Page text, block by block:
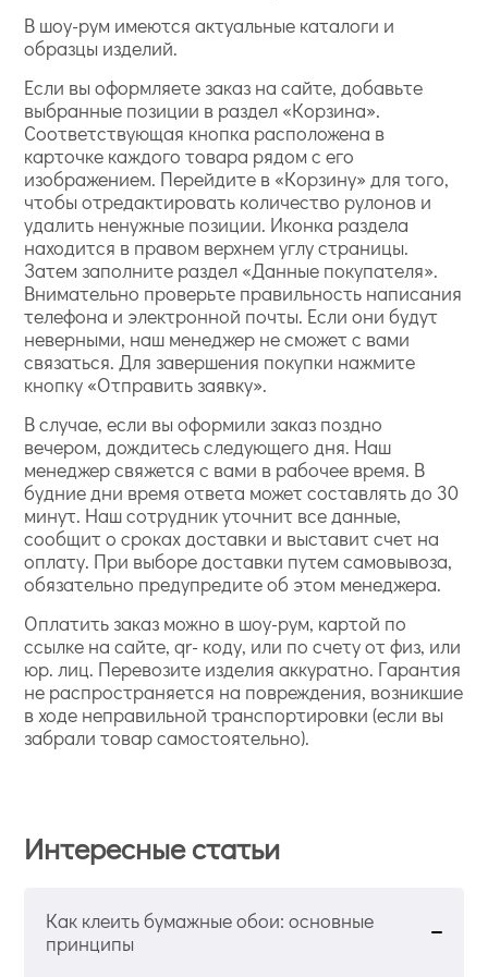
В шоу-рум имеются актуальные каталоги и
образцы изделий.
Если вы оформляете заказ на сайте, добавьте
выбранные позиции в раздел «Корзина».
Соответствующая кнопка расположена в
карточке каждого товара рядом с его
изображением. Перейдите в «Корзину» для того,
чтобы отредактировать количество рулонов и
удалить ненужные позиции. Иконка раздела
находится в правом верхнем углу страницы.
Затем заполните раздел «Данные покупателя».
Внимательно проверьте правильность написания
телефона и электронной почты. Если они будут
неверными, наш менеджер не сможет с вами
связаться. Для завершения покупки нажмите
кнопку «Отправить заявку».
В случае, если вы оформили заказ поздно
вечером, дождитесь следующего дня. Наш
менеджер свяжется с вами в рабочее время. В
будние дни время ответа может составлять до 30
минут. Наш сотрудник уточнит все данные,
сообщит о сроках доставки и выставит счет на
оплату. При выборе доставки путем самовывоза,
обязательно предупредите об этом менеджера.
Оплатить заказ можно в шоу-рум, картой по
ссылке на сайте, qr- коду, или по счету от физ, или
юр. лиц. Перевозите изделия аккуратно. Гарантия
не распространяется на повреждения, возникшие
в ходе неправильной транспортировки (если вы
забрали товар самостоятельно).
Интересные статьи
Как клеить бумажные обои: основные
принципы